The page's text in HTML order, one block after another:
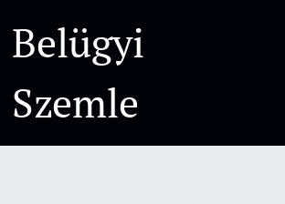
Belügyi
Szemle